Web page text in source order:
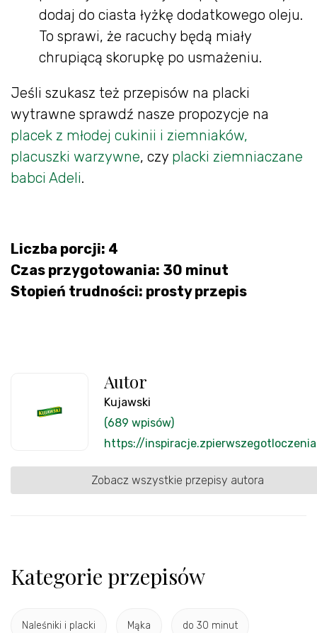
dodaj do ciasta łyżkę dodatkowego oleju.
To sprawi, że racuchy będą miały
chrupiącą skorupkę po usmażeniu.
Jeśli szukasz też przepisów na placki
wytrawne sprawdź nasze propozycje na
placek z młodej cukinii i ziemniaków,
placuszki warzywne, czy placki ziemniaczane
babci Adeli.
Liczba porcji: 4
Czas przygotowania: 30 minut
Stopień trudności: prosty przepis
Autor
Kujawski
(689 wpisów)
https://
Zobacz wszystkie przepisy autora
Kategorie przepisów
Naleśniki i placki Mąka do 30 minut